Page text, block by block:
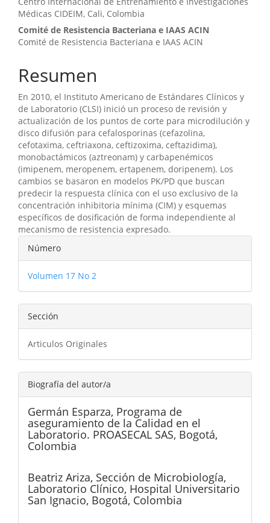
Médicas CIDEIM, Cali, Colombia
Comité de Resistencia Bacteriana e IAAS ACIN
Comité de Resistencia Bacteriana e IAAS ACIN
Resumen
En 2010, el Instituto Americano de Estándares Clínicos y
de Laboratorio (CLSI) inició un proceso de revisión y
actualización de los puntos de corte para microdilución y
disco difusión para cefalosporinas (cefazolina,
cefotaxima, ceftriaxona, ceftizoxima, ceftazidima),
monobactámicos (aztreonam) y carbapenémicos
(imipenem, meropenem, ertapenem, doripenem). Los
cambios se basaron en modelos PK/PD que buscan
predecir la respuesta clínica con el uso exclusivo de la
concentración inhibitoria mínima (CIM) y esquemas
específicos de dosificación de forma independiente al
mecanismo de resistencia expresado.
Detalles
del
artículo
Número
Volumen 17 No 2
Sección
Articulos Originales
Biografía del autor/a
Germán Esparza, Programa de
aseguramiento de la Calidad en el
Laboratorio. PROASECAL SAS, Bogotá,
Colombia
Beatriz Ariza, Sección de Microbiología,
Laboratorio Clínico, Hospital Universitario
San Ignacio, Bogotá, Colombia